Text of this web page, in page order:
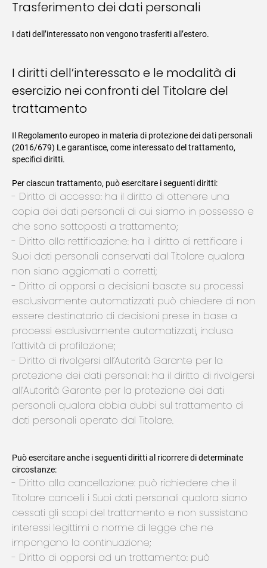
Trasferimento dei dati personali
I dati dell’interessato non vengono trasferiti all’estero.
I diritti dell’interessato e le modalità di
esercizio nei confronti del Titolare del
trattamento
Il Regolamento europeo in materia di protezione dei dati personali
(2016/679) Le garantisce, come interessato del trattamento,
specifici diritti.
Per ciascun trattamento, può esercitare i seguenti diritti:
Diritto di accesso: ha il diritto di ottenere una
copia dei dati personali di cui siamo in possesso e
che sono sottoposti a trattamento;
Diritto alla rettificazione: ha il diritto di rettificare i
Suoi dati personali conservati dal Titolare qualora
non siano aggiornati o corretti;
Diritto di opporsi a decisioni basate su processi
esclusivamente automatizzati: può chiedere di non
essere destinatario di decisioni prese in base a
processi esclusivamente automatizzati, inclusa
l’attività di profilazione;
Diritto di rivolgersi all’Autorità Garante per la
protezione dei dati personali: ha il diritto di rivolgersi
all’Autorità Garante per la protezione dei dati
personali qualora abbia dubbi sul trattamento di
dati personali operato dal Titolare.
Può esercitare anche i seguenti diritti al ricorrere di determinate
circostanze:
Diritto alla cancellazione: può richiedere che il
Titolare cancelli i Suoi dati personali qualora siano
cessati gli scopi del trattamento e non sussistano
interessi legittimi o norme di legge che ne
impongano la continuazione;
Diritto di opporsi ad un trattamento: può